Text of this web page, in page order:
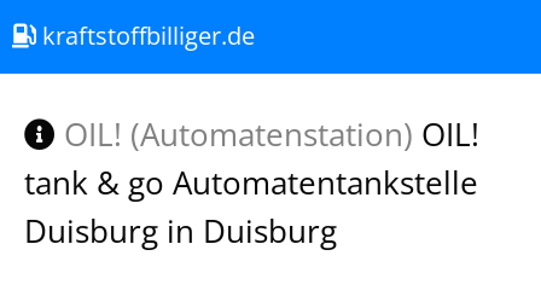
kraftstoffbilliger.de
OIL! (Automatenstation) OIL!
tank & go Automatentankstelle
Duisburg in Duisburg